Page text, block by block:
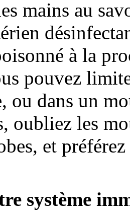
mains au
à la
pouvez
ou dans un
oubliez les
et
système